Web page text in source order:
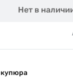
Нет в
купюра